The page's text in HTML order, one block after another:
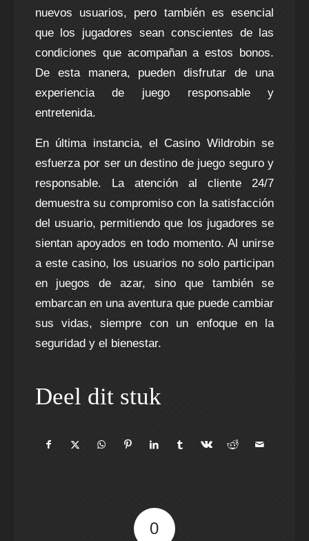
nuevos usuarios, pero también es esencial
que los jugadores sean conscientes de las
condiciones que acompañan a estos bonos.
De esta manera, pueden disfrutar de una
experiencia de juego responsable y
entretenida.
En última instancia, el Casino Wildrobin se
esfuerza por ser un destino de juego seguro y
responsable. La atención al cliente 24/7
demuestra su compromiso con la satisfacción
del usuario, permitiendo que los jugadores se
sientan apoyados en todo momento. Al unirse
a este casino, los usuarios no solo participan
en juegos de azar, sino que también se
embarcan en una aventura que puede cambiar
sus vidas, siempre con un enfoque en la
seguridad y el bienestar.
Deel dit stuk
0